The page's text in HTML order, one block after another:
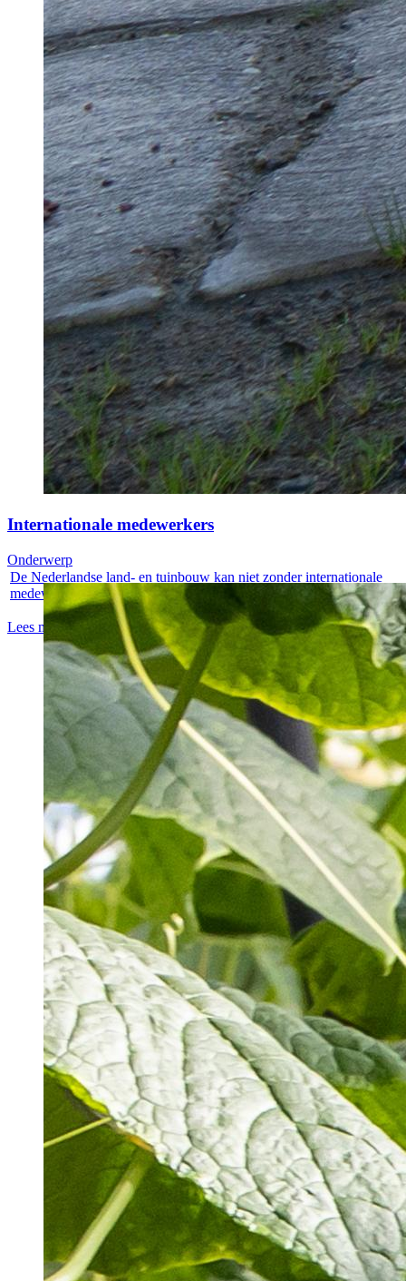
Internationale medewerkers
De Nederlandse land- en tuinbouw kan niet zonder internationale
medewerkers....
Lees meer
Onderwerp